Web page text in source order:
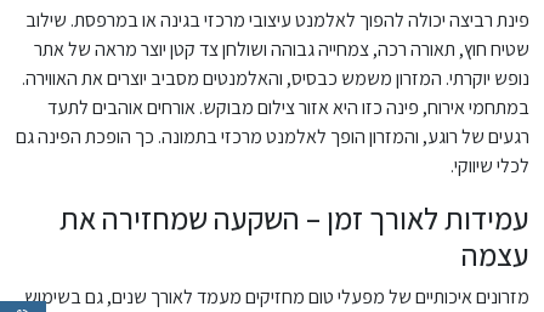
פינת רביצה יכולה להפוך לאלמנט עיצובי מרכזי בגינה או במרפסת. שילוב
שטיח חוץ, תאורה רכה, צמחייה גבוהה ושולחן צד קטן יוצר מראה של אתר
נופש יוקרתי. המזרון משמש כבסיס, והאלמנטים מסביב יוצרים את האווירה.
במתחמי אירוח, פינה כזו היא אזור צילום מבוקש. אורחים אוהבים לתעד
רגעים של רוגע, והמזרון הופך לאלמנט מרכזי בתמונה. כך הופכת הפינה גם
לכלי שיווקי.
עמידות לאורך זמן – השקעה שמחזירה את
עצמה
מזרונים איכותיים של מפעלי טום מחזיקים מעמד לאורך שנים, גם בשימוש